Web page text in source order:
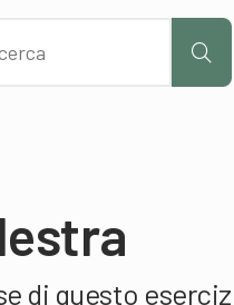
di questo